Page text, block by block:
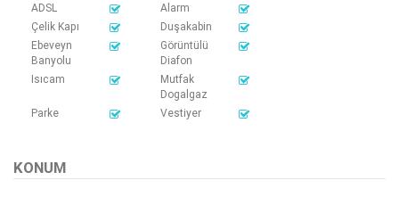
ADSL
Alarm
Çelik Kapı
Duşakabin
Ebeveyn
Banyolu
Görüntülü
Diafon
Isıcam
Mutfak
Dogalgaz
Parke
Vestiyer
KONUM